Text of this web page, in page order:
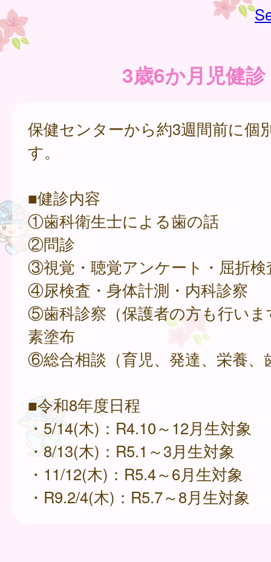
3歳6か月児健診
保健センターから約3週間前に個
す。
■健診内容
①歯科衛生士による歯の話
②問診
③視覚・聴覚アンケート・屈折検
④尿検査・身体計測・内科診察
⑤歯科診察（保護者の方も行いま
素塗布
⑥総合相談（育児、発達、栄養、
■令和8年度日程
・5/14(木)：R4.10～12月生対象
・8/13(木)：R5.1～3月生対象
・11/12(木)：R5.4～6月生対象
・R9.2/4(木)：R5.7～8月生対象